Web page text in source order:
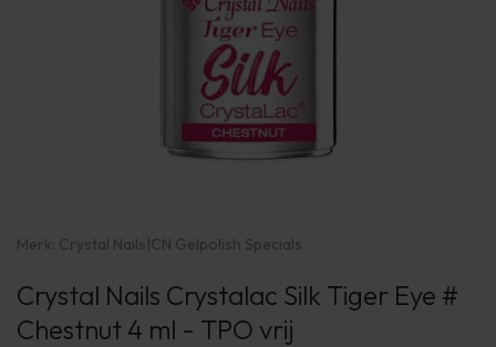
Merk: Crystal Nails|CN Gelpolish Specials
Crystal Nails Crystalac Silk Tiger Eye #
Chestnut 4 ml - TPO vrij